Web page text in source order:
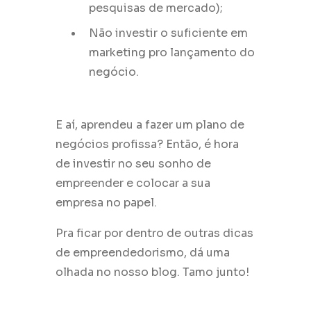
pesquisas de mercado);
Não investir o suficiente em
marketing pro lançamento do
negócio.
E aí, aprendeu a fazer um plano de
negócios profissa? Então, é hora
de investir no seu sonho de
empreender e colocar a sua
empresa no papel.
Pra ficar por dentro de outras dicas
de empreendedorismo, dá uma
olhada no nosso blog. Tamo junto!